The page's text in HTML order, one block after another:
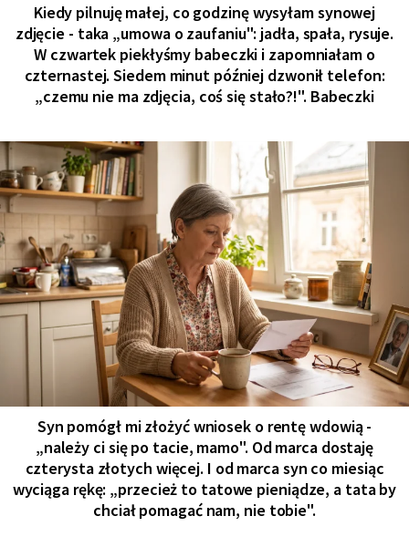
Kiedy pilnuję małej, co godzinę wysyłam synowej
zdjęcie - taka „umowa o zaufaniu": jadła, spała, rysuje.
W czwartek piekłyśmy babeczki i zapomniałam o
czternastej. Siedem minut później dzwonił telefon:
„czemu nie ma zdjęcia, coś się stało?!". Babeczki
Syn pomógł mi złożyć wniosek o rentę wdowią -
„należy ci się po tacie, mamo". Od marca dostaję
czterysta złotych więcej. I od marca syn co miesiąc
wyciąga rękę: „przecież to tatowe pieniądze, a tata by
chciał pomagać nam, nie tobie".